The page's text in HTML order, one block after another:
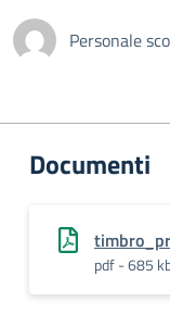
Personale
Documenti
pdf - 685